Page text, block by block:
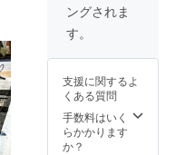
ングされま
す。
支援に関するよ
くある質問
手数料はいく
らかかります
か？